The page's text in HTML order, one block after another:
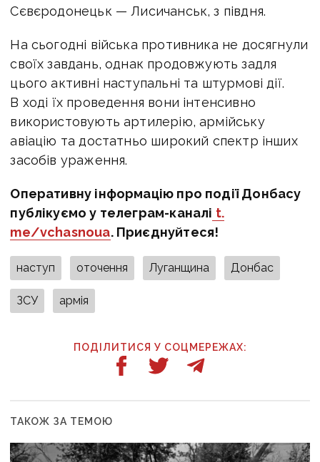
Сєвєродонецьк — Лисичанськ, з півдня.
На сьогодні війська противника не досягнули
своїх завдань, однак продовжують задля
цього активні наступальні та штурмові дії.
В ході їх проведення вони інтенсивно
використовують артилерію, армійську
авіацію та достатньо широкий спектр інших
засобів ураження.
Оперативну інформацію про події Донбасу
публікуємо у телеграм-каналі t.
me/vchasnoua. Приєднуйтеся!
наступ оточення Луганщина Донбас
ЗСУ армія
ПОДІЛИТИСЯ У СОЦМЕРЕЖАХ:
ТАКОЖ ЗА ТЕМОЮ